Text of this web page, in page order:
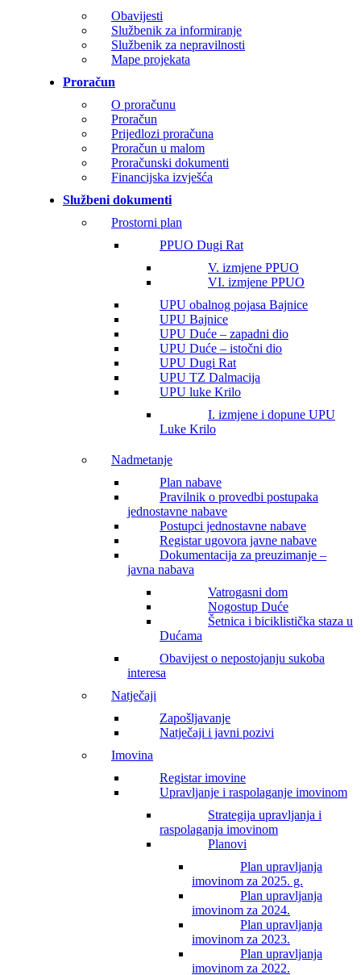
Obavijesti
Službenik za informiranje
Službenik za nepravilnosti
Mape projekata
Proračun
O proračunu
Proračun
Prijedlozi proračuna
Proračun u malom
Proračunski dokumenti
Financijska izvješća
Službeni dokumenti
Prostorni plan
PPUO Dugi Rat
V. izmjene PPUO
VI. izmjene PPUO
UPU obalnog pojasa Bajnice
UPU Bajnice
UPU Duće – zapadni dio
UPU Duće – istočni dio
UPU Dugi Rat
UPU TZ Dalmacija
UPU luke Krilo
I. izmjene i dopune UPU
Luke Krilo
Nadmetanje
Plan nabave
Pravilnik o provedbi postupaka
jednostavne nabave
Postupci jednostavne nabave
Registar ugovora javne nabave
Dokumentacija za preuzimanje –
javna nabava
Vatrogasni dom
Nogostup Duće
Šetnica i biciklistička staza u
Dućama
Obavijest o nepostojanju sukoba
interesa
Natječaji
Zapošljavanje
Natječaji i javni pozivi
Imovina
Registar imovine
Upravljanje i raspolaganje imovinom
Strategija upravljanja i
raspolaganja imovinom
Planovi
Plan upravljanja
imovinom za 2025. g.
Plan upravljanja
imovinom za 2024.
Plan upravljanja
imovinom za 2023.
Plan upravljanja
imovinom za 2022.